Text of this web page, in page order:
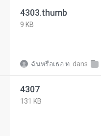
4303.thumb
9 KB
ฉันหรือเธอ ท. dans
4307
131 KB